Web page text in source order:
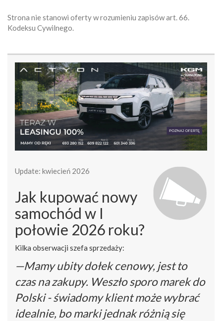
Strona nie stanowi oferty w rozumieniu zapisów art. 66.
Kodeksu Cywilnego.
Update: kwiecień 2026
Jak kupować nowy
samochód w I
połowie 2026 roku?
Kilka obserwacji szefa sprzedaży:
—Mamy ubity dołek cenowy, jest to
czas na zakupy. Weszło sporo marek do
Polski - świadomy klient może wybrać
idealnie, bo marki jednak różnią się